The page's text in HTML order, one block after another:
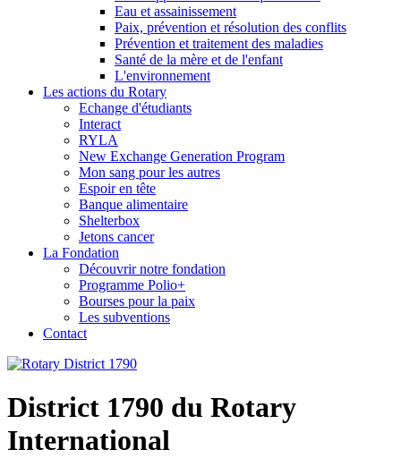
Eau et assainissement
Paix, prévention et résolution des conflits
Prévention et traitement des maladies
Santé de la mère et de l'enfant
L'environnement
Les actions du Rotary
Echange d'étudiants
Interact
RYLA
New Exchange Generation Program
Mon sang pour les autres
Espoir en tête
Banque alimentaire
Shelterbox
Jetons cancer
La Fondation
Découvrir notre fondation
Programme Polio+
Bourses pour la paix
Les subventions
Contact
District 1790 du Rotary
International